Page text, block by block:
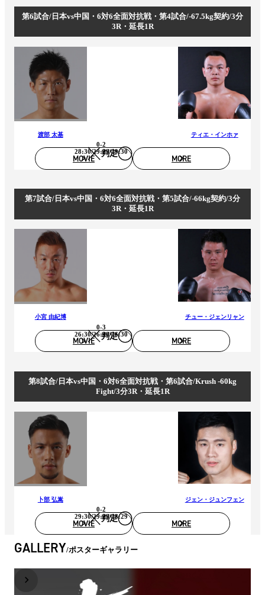
第6試合/日本vs中国・6対6全面対抗戦・第4試合/-67.5kg契約/3分
3R・延長1R
渡部 太基
判定
0-2
28:30/29:29/29:30
ティエ・インホァ
MOVIE MORE
第7試合/日本vs中国・6対6全面対抗戦・第5試合/-66kg契約/3分
3R・延長1R
小宮 由紀博
判定
0-3
26:30/26:30/26:30
チュー・ジェンリャン
MOVIE MORE
第8試合/日本vs中国・6対6全面対抗戦・第6試合/Krush -60kg
Fight/3分3R・延長1R
卜部 弘嵩
判定
0-2
29:30/29:29/28:29
ジェン・ジュンフェン
MOVIE MORE
GALLERY ポスターギャラリー